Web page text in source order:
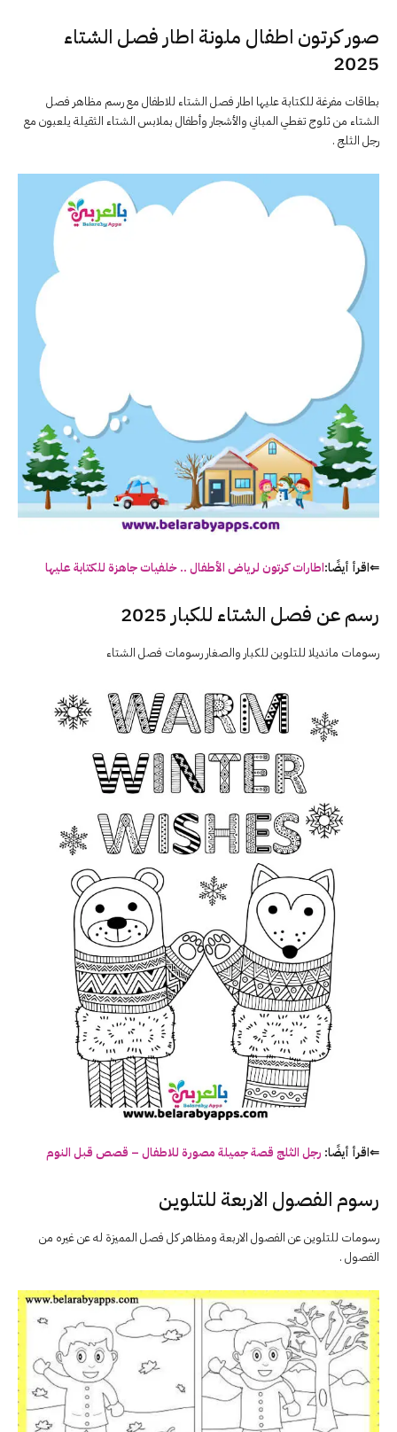
صور كرتون اطفال ملونة اطار فصل الشتاء
2025
بطاقات مفرغة للكتابة عليها اطار فصل الشتاء للاطفال مع رسم مظاهر فصل
الشتاء من ثلوج تغطي المباني والأشجار وأطفال بملابس الشتاء الثقيلة يلعبون مع
رجل الثلج .
⇐اقرأ أيضًا:اطارات كرتون لرياض الأطفال .. خلفيات جاهزة للكتابة عليها
رسم عن فصل الشتاء للكبار 2025
رسومات مانديلا للتلوين للكبار والصغار رسومات فصل الشتاء
⇐اقرأ أيضًا: رجل الثلج قصة جميلة مصورة للاطفال – قصص قبل النوم
رسوم الفصول الاربعة للتلوين
رسومات للتلوين عن الفصول الاربعة ومظاهر كل فصل المميزة له عن غيره من
الفصول .